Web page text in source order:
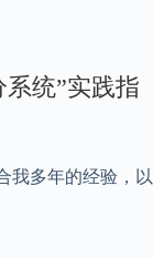
统”实践指
我多年的经验，以